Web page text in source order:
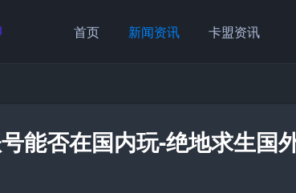
首页 新闻资讯 卡盟资讯
能否在国内玩-绝地求生国